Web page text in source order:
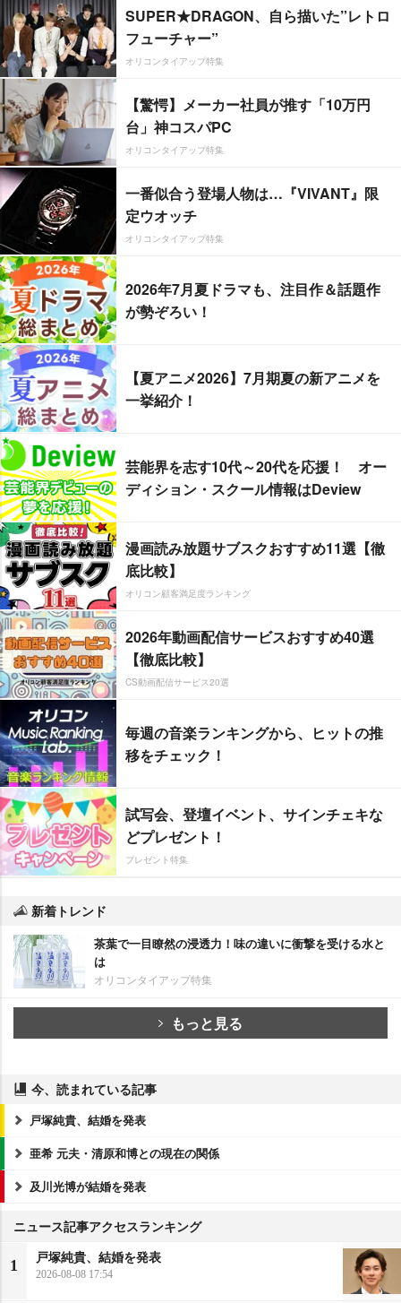
SUPER★DRAGON、自ら描いた”レトロ
フューチャー”
オリコンタイアップ特集
【驚愕】メーカー社員が推す「10万円
台」神コスパPC
オリコンタイアップ特集
一番似合う登場人物は…『VIVANT』限
定ウオッチ
オリコンタイアップ特集
2026年7月夏ドラマも、注目作＆話題作
が勢ぞろい！
【夏アニメ2026】7月期夏の新アニメを
一挙紹介！
芸能界を志す10代～20代を応援！ オー
ディション・スクール情報はDeview
漫画読み放題サブスクおすすめ11選【徹
底比較】
オリコン顧客満足度ランキング
2026年動画配信サービスおすすめ40選
【徹底比較】
CS動画配信サービス20選
毎週の音楽ランキングから、ヒットの推
移をチェック！
試写会、登壇イベント、サインチェキな
どプレゼント！
プレゼント特集
新着トレンド
茶葉で一目瞭然の浸透力！味の違いに衝撃を受ける水と
は
オリコンタイアップ特集
もっと見る
今、読まれている記事
戸塚純貴、結婚を発表
亜希 元夫・清原和博との現在の関係
及川光博が結婚を発表
ニュース記事アクセスランキング
1
戸塚純貴、結婚を発表
2026-08-08 17:54